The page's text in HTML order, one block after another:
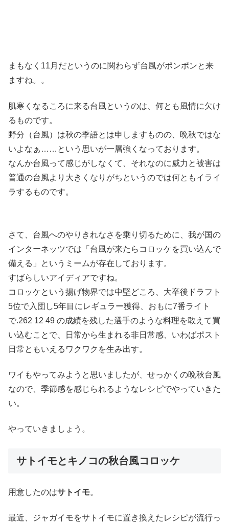
まもなく11月だというのに関わらず台風がポンポンと来
ますね。。
肌寒くなるころに来る台風というのは、何とも風情に欠け
るものです。
野分（台風）は秋の季語とは申しますものの、晩秋ではな
いよなぁ……という思いが一層強くなっております。
なんか台風って感じがしなくて、それなのに威力と被害は
普通の台風より大きくなりがちというのでは何ともイライ
ラするものです。
さて、台風へのやりきれなさを乗り切るために、我が国の
インターネッツでは「台風が来たらコロッケを買い込んで
備える」というミームが存在しております。
すばらしいアイディアですね。
コロッケという揚げ物界では中堅どころ、大卒後ドラフト
5位で入団し5年目にレギュラー獲得、おもに7番ライト
で.262 12 49 の成績を残した選手のような料理を敢えて買
い込むことで、日常から生まれる非日常感、いわばポスト
日常ともいえるワクワクを生み出す。
ワイもやってみようと思いましたが、せっかくの晩秋台風
なので、季節感を感じられるようなレシピでやっていきた
い。
やっていきましょう。
サトイモとキノコの秋台風コロッケ
用意したのはサトイモ。
最近、ジャガイモをサトイモに置き換えたレシピが流行っ